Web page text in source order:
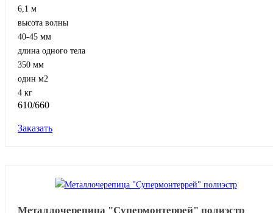
6,1 м
высота волны
40-45 мм
длина одного тела
350 мм
один м2
4 кг
610/660
Заказать
Металлочерепица "Супермонтеррей" полиэстр